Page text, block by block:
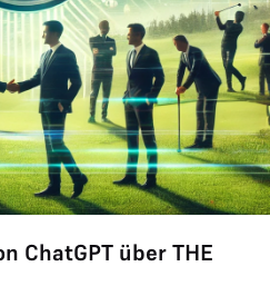
ChatGPT über THE